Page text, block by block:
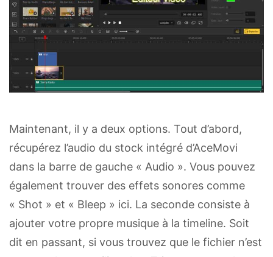
Maintenant, il y a deux options. Tout d’abord,
récupérez l’audio du stock intégré d’AceMovi
dans la barre de gauche « Audio ». Vous pouvez
également trouver des effets sonores comme
« Shot » et « Bleep » ici. La seconde consiste à
ajouter votre propre musique à la timeline. Soit
dit en passant, si vous trouvez que le fichier n’est